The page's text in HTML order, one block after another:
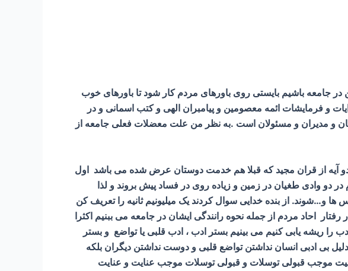
در جامعه باشیم بایستی روی باورهای مردم کار شود تا باورهای خوب
و فرمایشات ائمه معصومین و پیامبران الهی و کتب اسمانی و در
و مدیران و مسئولان است .به نظر من علت معضلات فعلی جامعه از
دو آیه از قران مجید که قبلا هم خدمت دوستان عرض شده می باشد اول
باعث میشود مردم در دو وادی طغیان در زمین و زیاده روی در فساد پیش بروند و لذا
و…شوند. از بنده خدایی سوال کردند یک میلیونیم ثانیه را تعریف کن
احاد مردم از جمله نحوه رانندگی ایشان در جامعه می ببنیم اکثرا
ریشه یابی کنیم می بینیم بستر ادب ، ادب قلبی یا تواضع و بستر
ادبی انسان نداشتن تواضع قلبی و دوست نداشتن دیگران بلکه
قبولی توسلات و قبولی توسلات موجب عنایت و عنایت